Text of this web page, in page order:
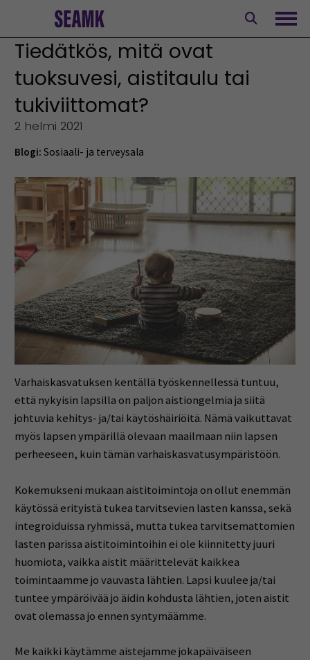
Tiedätkös, mitä ovat
tuoksuvesi, aistitaulu tai
tukiviittomat?
2 helmi 2021
Blogi: Sosiaali- ja terveysala
Varhaiskasvatuksen kentällä työskennellessä tuntuu,
että nykyisin lapsilla on paljon aistiongelmia ja siitä
johtuvia kehitys- ja/tai käytöshäiriöitä. Nämä vaikuttavat
myös lapsen ympärillä olevaan maailmaan niin lapsen
perheeseen, kuin tämän varhaiskasvatusympäristöön.
Kokemukseni mukaan aistitoimintoja on ollut enemmän
käytössä erityistä tukea tarvitsevien lasten kanssa, sekä
integroiduissa ryhmissä, mutta tukea tarvitsemattomien
lasten parissa aistitoimintoihin ei ole kiinnitetty juuri
huomiota, vaikka aistit määrittelevät kaikkea
toimintaamme jo vauvasta lähtien. Lapsi kuulee ja/tai
tuntee ympäröivää jo äidin kohdusta lähtien, joten aistit
ovat olemassa jo ennen syntymäämme.
Me kaikki käytämme aistejamme jokapäiväiseen